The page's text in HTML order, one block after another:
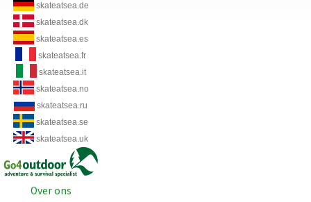
skateatsea.de
skateatsea.dk
skateatsea.es
skateatsea.fr
skateatsea.it
skateatsea.no
skateatsea.ru
skateatsea.se
skateatsea.uk
Over ons